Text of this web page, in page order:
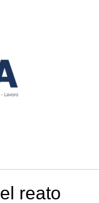
reato